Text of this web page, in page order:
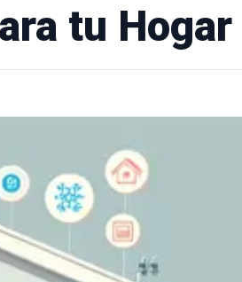
tu Hogar